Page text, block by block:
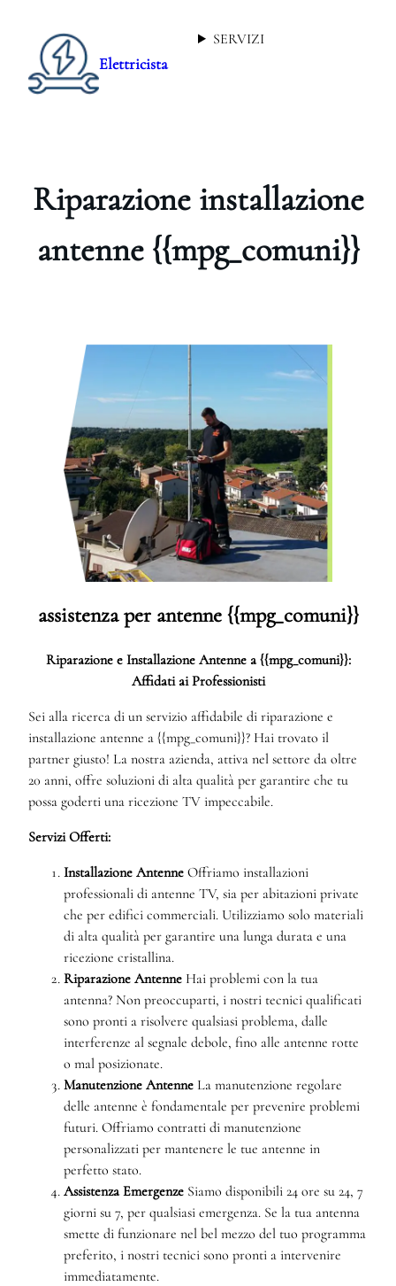
Elettricista
SERVIZI
Riparazione installazione
antenne {{mpg_comuni}}
assistenza per antenne {{mpg_comuni}}
Riparazione e Installazione Antenne a {{mpg_comuni}}:
Affidati ai Professionisti
Sei alla ricerca di un servizio affidabile di riparazione e
installazione antenne a {{mpg_comuni}}? Hai trovato il
partner giusto! La nostra azienda, attiva nel settore da oltre
20 anni, offre soluzioni di alta qualità per garantire che tu
possa goderti una ricezione TV impeccabile.
Servizi Offerti:
Installazione Antenne Offriamo installazioni
professionali di antenne TV, sia per abitazioni private
che per edifici commerciali. Utilizziamo solo materiali
di alta qualità per garantire una lunga durata e una
ricezione cristallina.
Riparazione Antenne Hai problemi con la tua
antenna? Non preoccuparti, i nostri tecnici qualificati
sono pronti a risolvere qualsiasi problema, dalle
interferenze al segnale debole, fino alle antenne rotte
o mal posizionate.
Manutenzione Antenne La manutenzione regolare
delle antenne è fondamentale per prevenire problemi
futuri. Offriamo contratti di manutenzione
personalizzati per mantenere le tue antenne in
perfetto stato.
Assistenza Emergenze Siamo disponibili 24 ore su 24, 7
giorni su 7, per qualsiasi emergenza. Se la tua antenna
smette di funzionare nel bel mezzo del tuo programma
preferito, i nostri tecnici sono pronti a intervenire
immediatamente.